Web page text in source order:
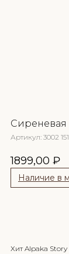
Сиреневая
Артикул: 3002 151
1899,00 ₽
Наличие в
Хит Alpaka